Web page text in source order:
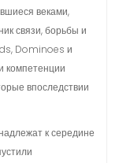
веками,
связи, борьбы и
Dominoes и
компетенции
впоследствии
к середине